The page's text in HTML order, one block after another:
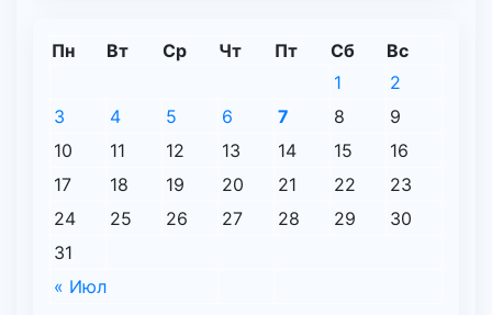
Пн Вт Ср Чт Пт Сб Вс
« Июл
1
2
3
4 5 6 7 8
9
10
11 12 13 14 15
16
17
18 19 20 21 22
23
24
25 26 27 28 29
30
31